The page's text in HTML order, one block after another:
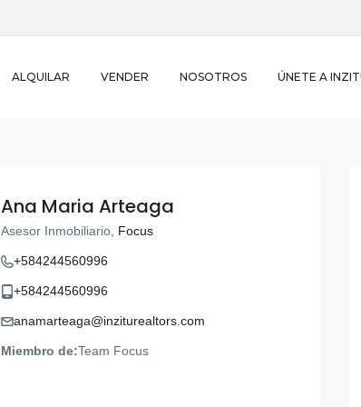
ALQUILAR VENDER NOSOTROS ÚNETE A
Ana Maria Arteaga
Asesor Inmobiliario, Focus
+584244560996
+584244560996
anamarteaga@inziturealtors.com
Miembro de:Team Focus